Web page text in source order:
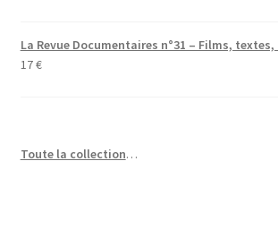
La Revue Documentaires n°31 – Films,
17€
Toute la collection…